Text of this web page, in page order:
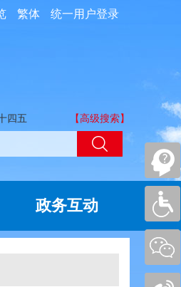
统一用户登录
繁体
四五 【高级搜索】
政务互动